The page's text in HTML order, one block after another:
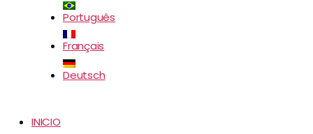
Português
Français
Deutsch
INICIO